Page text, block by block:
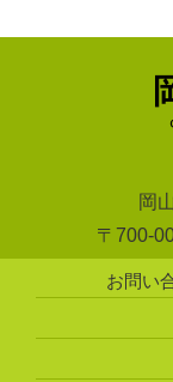
岡
〒700-
お問い